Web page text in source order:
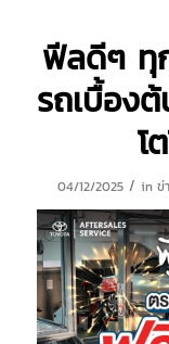
ฟีลดีๆ ทุ
รถเบื้อง
โ
04/12/2025 / inข่